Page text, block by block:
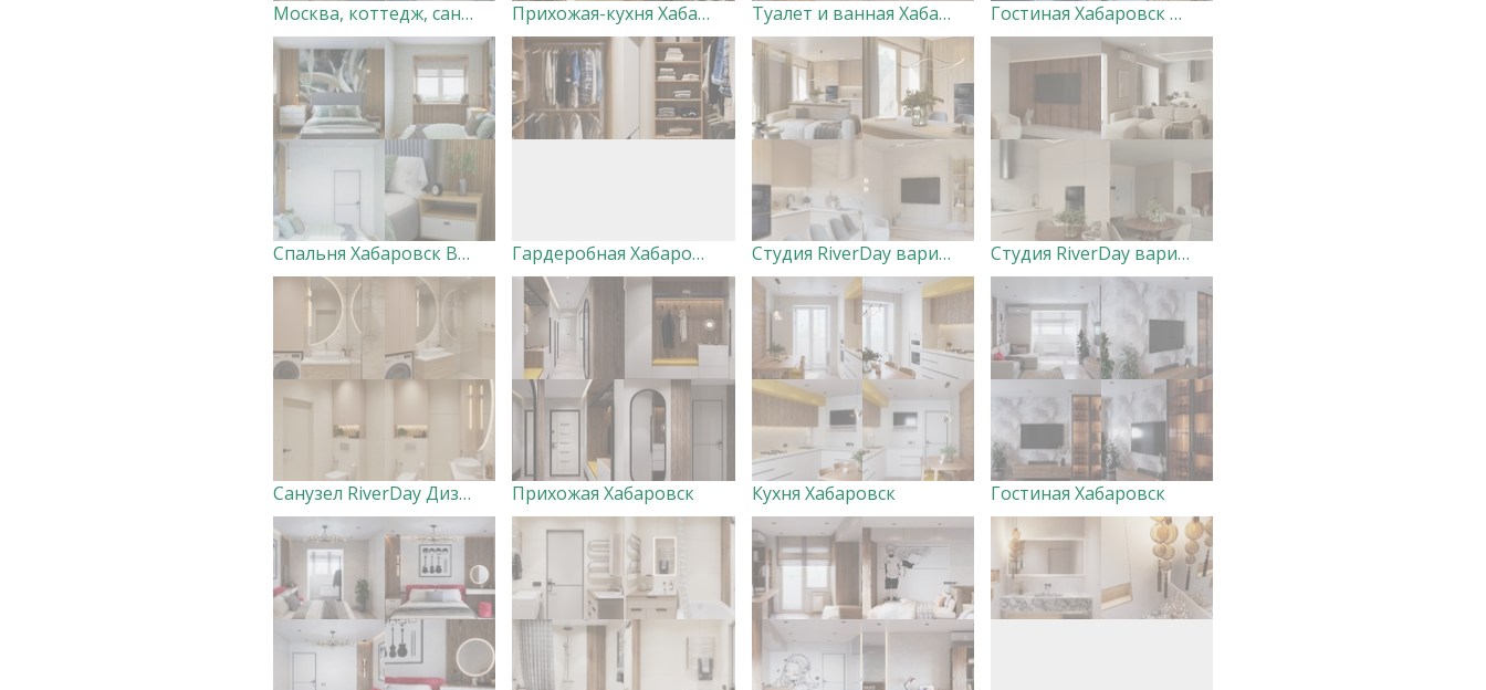
Москва, коттедж, санузел 3. Дизайн-студия "Very Peri" Прихожая-кухня Хабаровск Вершины. Дизайнер Ксения Добровольская Туалет и ванная Хабаровск Вершины. Дизайнер Ксения Добровольская Гостиная Хабаровск Вершины. Дизайнер Ксения Добровольская
Спальня Хабаровск Вершины. Дизайнер Ксения Добровольская Гардеробная Хабаровск Вершины. Дизайнер Ксения Добровольская Студия RiverDay вариант 1 Дизайнер Маргарита Оглуздина Студия RiverDay вариант 2 Дизайнер Маргарита Оглуздина
Санузел RiverDay Дизайнер Маргарита Оглуздина Прихожая Хабаровск Кухня Хабаровск Гостиная Хабаровск